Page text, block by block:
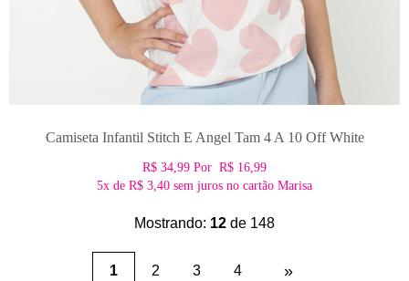
Camiseta Infantil Stitch E Angel Tam 4 A 10 Off White
R$ 34,99 Por R$ 16,99
5x de R$ 3,40 sem juros no cartão Marisa
Mostrando: 12 de 148
1 (current)
2 3 4 »